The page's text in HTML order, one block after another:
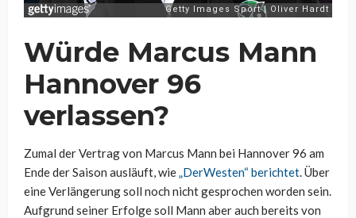
Würde Marcus Mann
Hannover 96
verlassen?
Zumal der Vertrag von Marcus Mann bei Hannover 96 am
Ende der Saison ausläuft, wie„DerWesten“ berichtet. Über
eine Verlängerung soll noch nicht gesprochen worden sein.
Aufgrund seiner Erfolge soll Mann aber auch bereits von